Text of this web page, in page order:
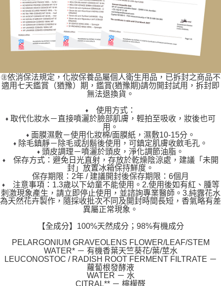
㊟依消保法規定，化妝保養品屬個人衛生用品，已拆封之商品不
適用七天鑑賞（猶豫）期，鑑賞(猶豫期)請勿開封試用，拆封即
無法退換貨。
♦ 使用方式：
♦ 取代化妝水－直接噴灑於臉部肌膚，輕拍至吸收，妝後也可
用。
♦面膜濕敷－使用化妝棉/面膜紙，濕敷10-15分。
♦ 除毛鎮靜－除毛或刮鬍後使用，可鎮定肌膚收斂毛孔。
♦ 頭皮調理－噴灑於頭皮，淨化調節油脂。
♦
保存方式：避免日光直射，存放於乾燥陰涼處，建議「未開
封」放置冰箱保持鮮度 。
保存期限：2年 / 建議開封後保存期限：6個月
♦注意事項：1.3歲以下幼童不能使用。2.使用後如有紅、腫等
刺激現象產生，請立即停止使用，並諮詢專業醫師。3.純露花水
為天然花卉製作，隨採收批次不同及開封時間長短，香氣略有差
異屬正常現象。
【全成分】100%天然成分；98%有機成分
PELARGONIUM GRAVEOLENS FLOWER/LEAF/STEM
WATER* － 有機香葉天竺葵花/葉/莖水
LEUCONOSTOC / RADISH ROOT FERMENT FILTRATE －
蘿蔔根發酵液
WATER － 水
CITRAL** － 檸檬醛